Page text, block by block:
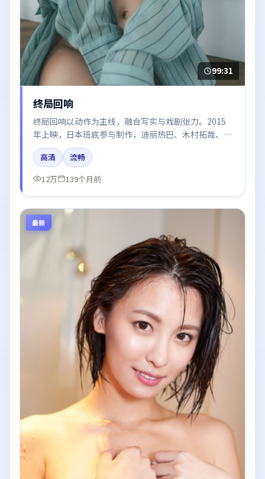
99:31
终局回响
终局回响以动作为主线，融合写实与戏剧张力。2015
年上映，日本班底参与制作，迪丽热巴、木村拓哉、王
景春在片中呈现细腻表演，影像风格统一，配乐与剪辑
强化了情绪曲线。
高清
流畅
12万
139个月前
最新